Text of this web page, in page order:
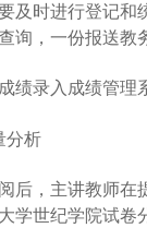
及时进行登记和
询，一份报送教
绩录入成绩管理
分析
后，主讲教师在
学世纪学院试卷